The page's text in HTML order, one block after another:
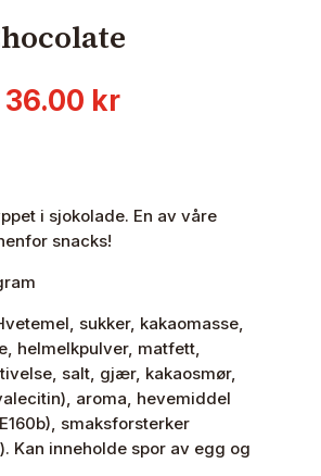
Opprinnelig
36.00 krNåværende
i sjokolade. En av våre
snacks!
sukker, kakaomasse,
helmelkpulver, matfett,
salt, gjær, kakaosmør,
aroma, hevemiddel
smaksforsterker
Kan inneholde spor av egg og